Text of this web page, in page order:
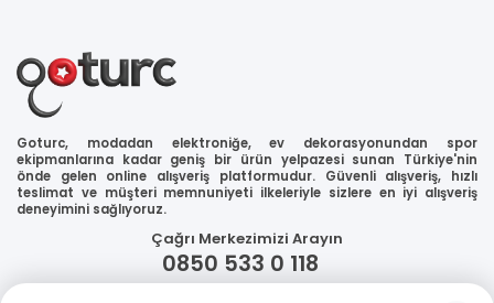
Goturc, modadan elektroniğe, ev dekorasyonundan spor
ekipmanlarına kadar geniş bir ürün yelpazesi sunan Türkiye'nin
önde gelen online alışveriş platformudur. Güvenli alışveriş, hızlı
teslimat ve müşteri memnuniyeti ilkeleriyle sizlere en iyi alışveriş
deneyimini sağlıyoruz.
Çağrı Merkezimizi Arayın
0850 533 0 118